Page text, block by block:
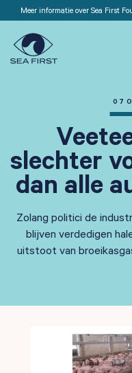
Meer informatie over Sea First
07
slechter
dan alle
Zolang politici de
blijven verdedigen
uitstoot van